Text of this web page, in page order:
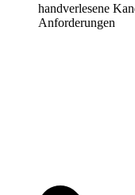
handverlesene
Anforderungen